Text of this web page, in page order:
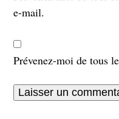
e-mail.
Prévenez-moi de tous